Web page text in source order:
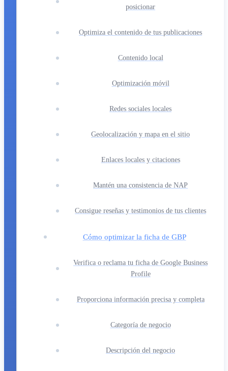
posicionar
Optimiza el contenido de tus publicaciones
Contenido local
Optimización móvil
Redes sociales locales
Geolocalización y mapa en el sitio
Enlaces locales y citaciones
Mantén una consistencia de NAP
Consigue reseñas y testimonios de tus clientes
Cómo optimizar la ficha de GBP
Verifica o reclama tu ficha de Google Business
Profile
Proporciona información precisa y completa
Categoría de negocio
Descripción del negocio